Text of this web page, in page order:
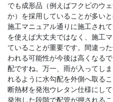
でも成形品（例えばフクビのウ
か）を採用していることが多い
施工マニュアル通りに施工され
を使えば大丈夫ではなく、施工
ていることが重要です。間違っ
われる可能性が今後は高くなる
配ですね。万一、雨が入ってし
れるように水勾配を外側へ取る
断熱材を発泡ウレタン仕様にし
発泡した段階で配管が押される